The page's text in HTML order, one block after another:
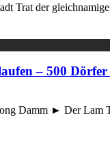
Trat der
– 500
Damm ► Der Lam